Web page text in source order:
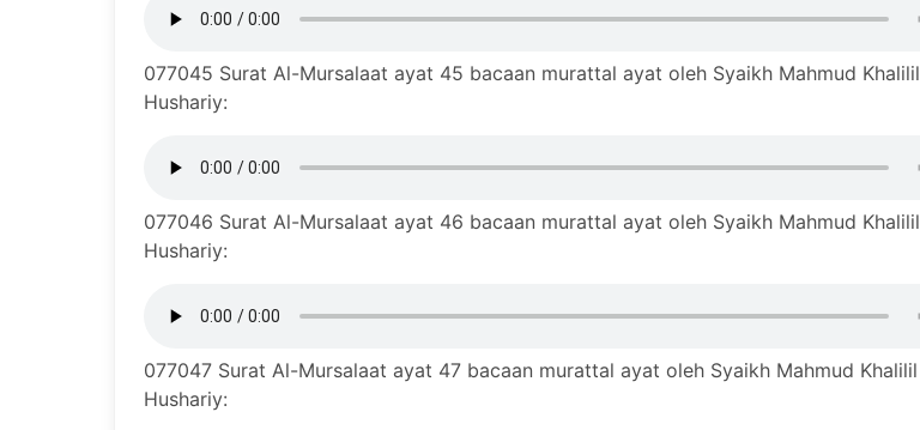
077045 Surat Al-Mursalaat ayat 45 bacaan murattal ayat oleh Syaikh Mahmud Khalilil
Hushariy:
077046 Surat Al-Mursalaat ayat 46 bacaan murattal ayat oleh Syaikh Mahmud Khalilil
Hushariy:
077047 Surat Al-Mursalaat ayat 47 bacaan murattal ayat oleh Syaikh Mahmud Khalilil
Hushariy: